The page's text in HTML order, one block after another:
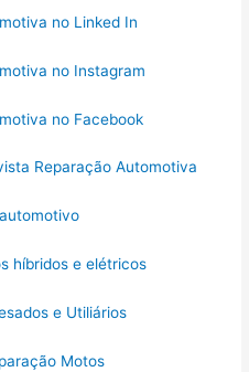
no Linked In
no Instagram
no Facebook
Reparação Automotiva
híbridos e elétricos
e Utiliários
Motos